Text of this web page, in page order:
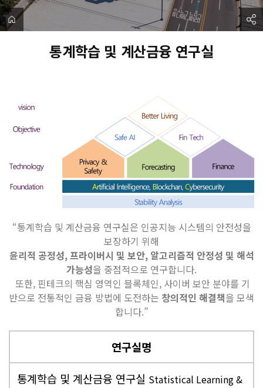
통계학습 및 계산금융 연구실
“통계학습 및 계산금융 연구실은 인공지능 시스템의 안전성을
보장하기 위해
윤리적 공정성, 프라이버시 및 보안, 알고리즘적 안정성 및 해석
가능성을 중점적으로 연구합니다.
또한, 핀테크의 핵심 영역인 블록체인, 사이버 보안 분야를 기
반으로 전통적인 금융 방법에 도전하는 창의적인 해결책을 모색
합니다.”
연구실명
통계학습 및 계산금융 연구실 Statistical Learning &